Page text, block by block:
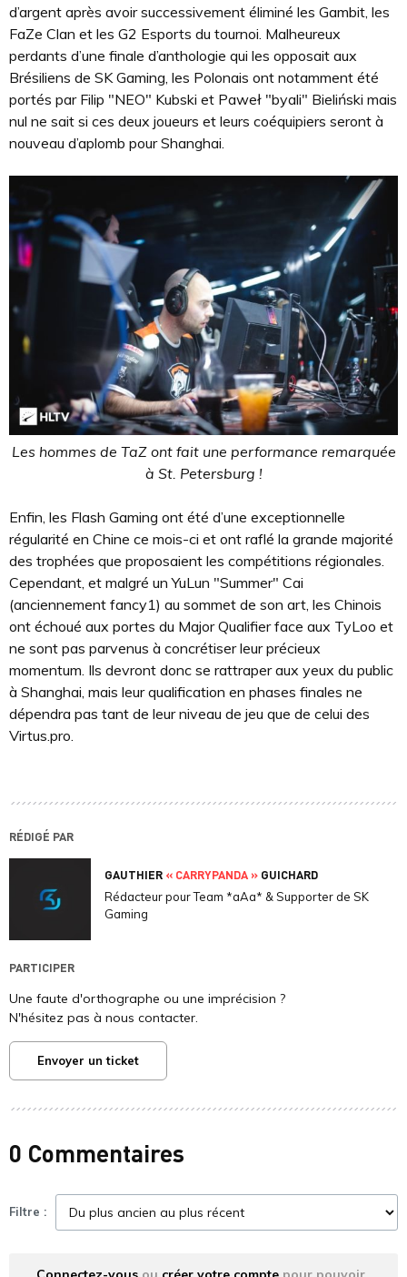
d’argent après avoir successivement éliminé les Gambit, les
FaZe Clan et les G2 Esports du tournoi. Malheureux
perdants d’une finale d’anthologie qui les opposait aux
Brésiliens de SK Gaming, les Polonais ont notamment été
portés par Filip "NEO" Kubski et Paweł "byali" Bieliński mais
nul ne sait si ces deux joueurs et leurs coéquipiers seront à
nouveau d’aplomb pour Shanghai.
Les hommes de TaZ ont fait une performance remarquée
à St. Petersburg !
Enfin, les Flash Gaming ont été d’une exceptionnelle
régularité en Chine ce mois-ci et ont raflé la grande majorité
des trophées que proposaient les compétitions régionales.
Cependant, et malgré un YuLun "Summer" Cai
(anciennement fancy1) au sommet de son art, les Chinois
ont échoué aux portes du Major Qualifier face aux TyLoo et
ne sont pas parvenus à concrétiser leur précieux
momentum. Ils devront donc se rattraper aux yeux du public
à Shanghai, mais leur qualification en phases finales ne
dépendra pas tant de leur niveau de jeu que de celui des
Virtus.pro.
RÉDIGÉ PAR
GAUTHIER « CARRYPANDA » GUICHARD
Rédacteur pour Team *aAa* & Supporter de SK
Gaming
PARTICIPER
Une faute d'orthographe ou une imprécision ?
N'hésitez pas à nous contacter.
Envoyer un ticket
0 Commentaires
Filtre :